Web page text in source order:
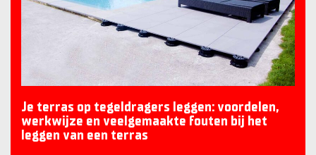
Je terras op tegeldragers leggen: voordelen,
werkwijze en veelgemaakte fouten bij het
leggen van een terras